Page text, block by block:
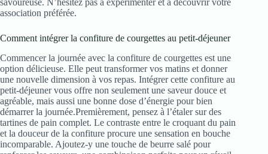
savoureuse. N’hésitez pas à expérimenter et à découvrir votre
association préférée.
Comment intégrer la confiture de courgettes au petit-déjeuner
Commencer la journée avec la confiture de courgettes est une
option délicieuse. Elle peut transformer vos matins et donner
une nouvelle dimension à vos repas. Intégrer cette confiture au
petit-déjeuner vous offre non seulement une saveur douce et
agréable, mais aussi une bonne dose d’énergie pour bien
démarrer la journée.Premièrement, pensez à l’étaler sur des
tartines de pain complet. Le contraste entre le croquant du pain
et la douceur de la confiture procure une sensation en bouche
incomparable. Ajoutez-y une touche de beurre salé pour